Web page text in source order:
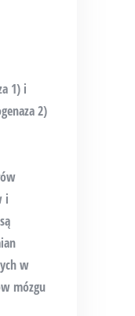
1) i
2)
i
w
mózgu